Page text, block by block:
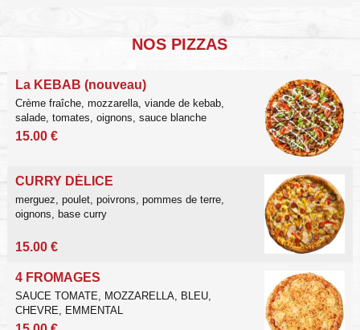
NOS PIZZAS
La KEBAB (nouveau)
Crème fraîche, mozzarella, viande de kebab,
salade, tomates, oignons, sauce blanche
15.00 €
CURRY DÉLICE
merguez, poulet, poivrons, pommes de terre,
oignons, base curry
15.00 €
4 FROMAGES
SAUCE TOMATE, MOZZARELLA, BLEU,
CHEVRE, EMMENTAL